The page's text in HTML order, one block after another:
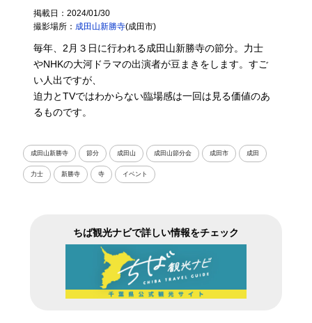
掲載日：2024/01/30
撮影場所： 成田山新勝寺(成田市)
毎年、2月３日に行われる成田山新勝寺の節分。力士
やNHKの大河ドラマの出演者が豆まきをします。すご
い人出ですが、
迫力とTVではわからない臨場感は一回は見る価値のあ
るものです。
成田山新勝寺 節分 成田山 成田山節分会 成田市 成田
力士 新勝寺 寺 イベント
ちば観光ナビで詳しい情報をチェック